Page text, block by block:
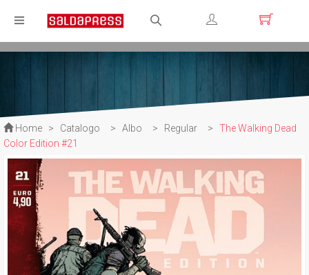
Registrati
Home > Catalogo > Albo > Regular >
The Walking Dead
Color Edition #21